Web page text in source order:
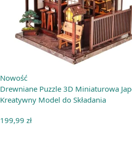
Nowość
Drewniane Puzzle 3D Miniaturowa
Kreatywny Model do Składania
199,99 zł